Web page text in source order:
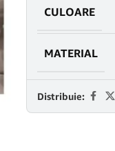
CULOARE
MATERIAL
Distribuie: